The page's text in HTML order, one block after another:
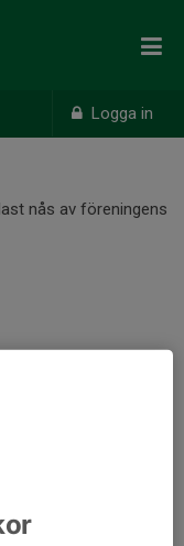
Logga in
nås av föreningens